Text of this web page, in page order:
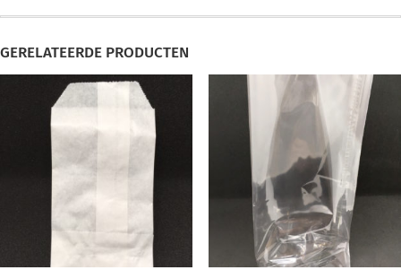
GERELATEERDE PRODUCTEN